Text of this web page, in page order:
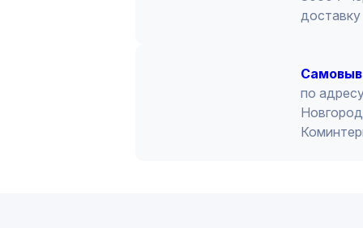
по